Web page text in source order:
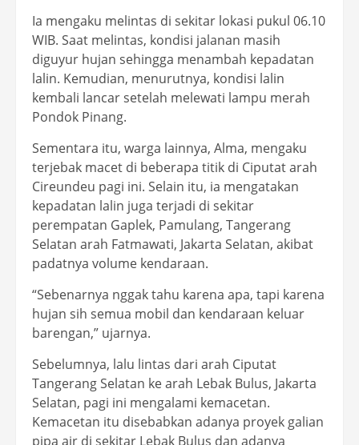
Ia mengaku melintas di sekitar lokasi pukul 06.10
WIB. Saat melintas, kondisi jalanan masih
diguyur hujan sehingga menambah kepadatan
lalin. Kemudian, menurutnya, kondisi lalin
kembali lancar setelah melewati lampu merah
Pondok Pinang.
Sementara itu, warga lainnya, Alma, mengaku
terjebak macet di beberapa titik di Ciputat arah
Cireundeu pagi ini. Selain itu, ia mengatakan
kepadatan lalin juga terjadi di sekitar
perempatan Gaplek, Pamulang, Tangerang
Selatan arah Fatmawati, Jakarta Selatan, akibat
padatnya volume kendaraan.
“Sebenarnya nggak tahu karena apa, tapi karena
hujan sih semua mobil dan kendaraan keluar
barengan,” ujarnya.
Sebelumnya, lalu lintas dari arah Ciputat
Tangerang Selatan ke arah Lebak Bulus, Jakarta
Selatan, pagi ini mengalami kemacetan.
Kemacetan itu disebabkan adanya proyek galian
pipa air di sekitar Lebak Bulus dan adanya